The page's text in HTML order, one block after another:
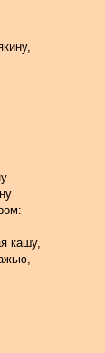
кашу,